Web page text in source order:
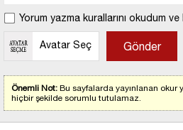
Yorum yazma kurallarını okudum
Avatar Seç
Önemli Not: Bu sayfalarda yayınlanan okur
hiçbir şekilde sorumlu tutulamaz.